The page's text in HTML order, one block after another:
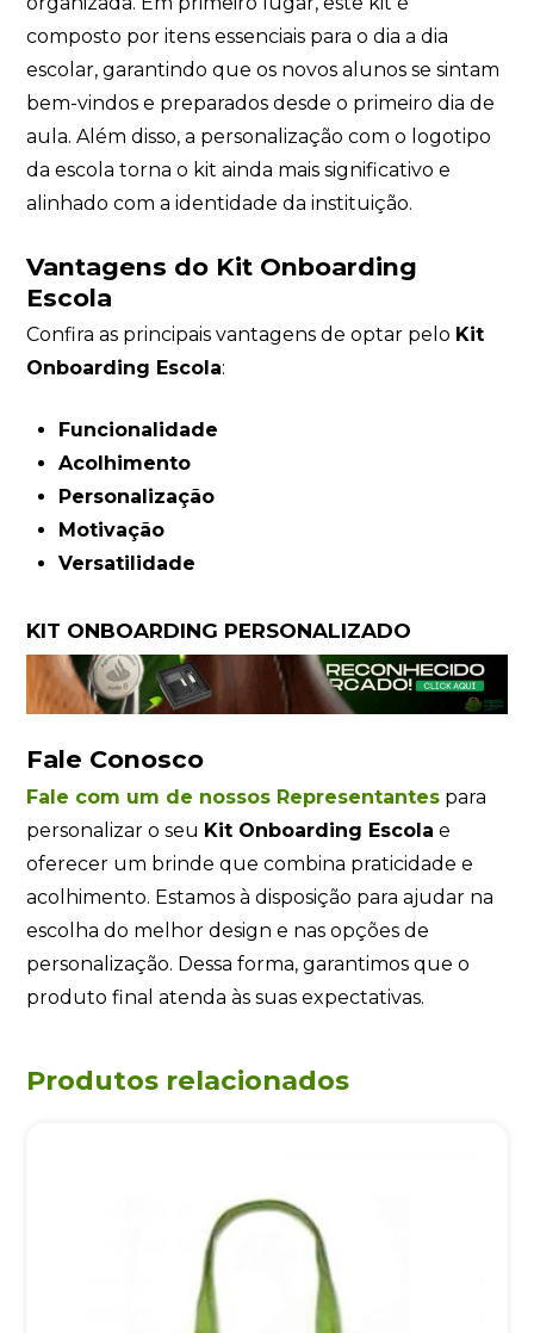
composto por itens essenciais para o dia a dia
escolar, garantindo que os novos alunos se sintam
bem-vindos e preparados desde o primeiro dia de
aula. Além disso, a personalização com o logotipo
da escola torna o kit ainda mais significativo e
alinhado com a identidade da instituição.
Vantagens do Kit Onboarding
Escola
Confira as principais vantagens de optar pelo Kit
Onboarding Escola:
Funcionalidade
Acolhimento
Personalização
Motivação
Versatilidade
KIT ONBOARDING PERSONALIZADO
Fale Conosco
Fale com um de nossos Representantes para
personalizar o seu Kit Onboarding Escola e
oferecer um brinde que combina praticidade e
acolhimento. Estamos à disposição para ajudar na
escolha do melhor design e nas opções de
personalização. Dessa forma, garantimos que o
produto final atenda às suas expectativas.
Produtos relacionados